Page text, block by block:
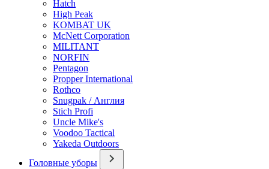
Hatch
High Peak
KOMBAT UK
McNett Corporation
MILITANT
NORFIN
Pentagon
Propper International
Rothco
Snugpak / Англия
Stich Profi
Uncle Mike's
Voodoo Tactical
Yakeda Outdoors
Головные уборы